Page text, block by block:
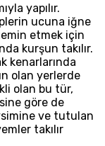
yapılır.
ucuna iğne
etmek için
kurşun takılır.
kenarlarında
olan yerlerde
olan bu tür,
göre de
ve tutulan
takılır